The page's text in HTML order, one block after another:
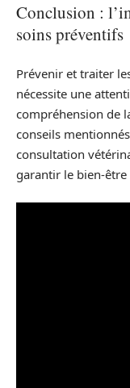
Conclusion :
soins préventifs
Prévenir et traiter
nécessite une
compréhension de
conseils
consultation
garantir le bien-